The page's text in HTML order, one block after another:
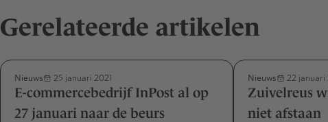
Gerelateerde artikelen
Nieuws 25 januari 2021
E-commercebedrijf InPost al op
27 januari naar de beurs
Nieuws 22 januari
Zuivelreus
niet afstaan